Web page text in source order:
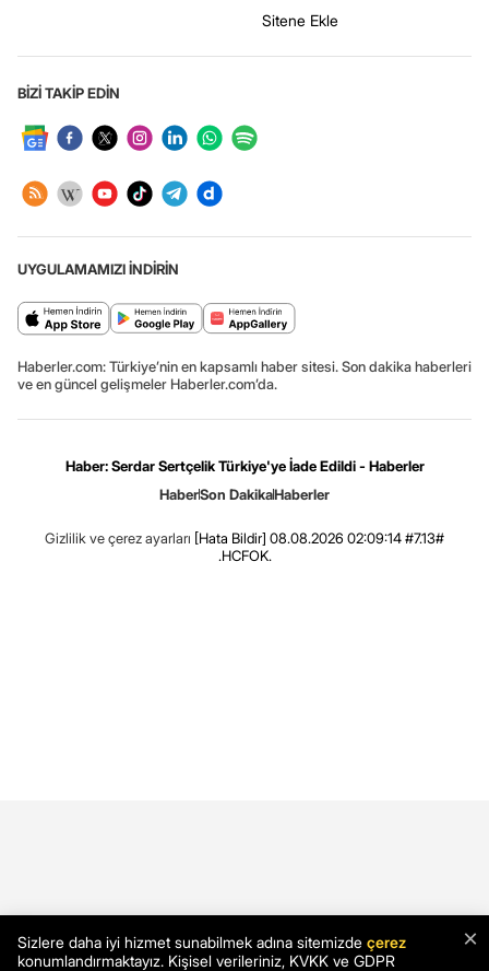
Sitene Ekle
BİZİ TAKİP EDİN
UYGULAMAMIZI İNDİRİN
Haberler.com: Türkiye’nin en kapsamlı haber sitesi. Son dakika haberleri
ve en güncel gelişmeler Haberler.com’da.
Haber: Serdar Sertçelik Türkiye'ye İade Edildi - Haberler
HaberSon DakikaHaberler
Gizlilik ve çerez ayarları [Hata Bildir] 08.08.2026 02:09:14 #7.13#
.HCFOK.
×
Sizlere daha iyi hizmet sunabilmek adına sitemizde çerez
konumlandırmaktayız. Kişisel verileriniz, KVKK ve GDPR